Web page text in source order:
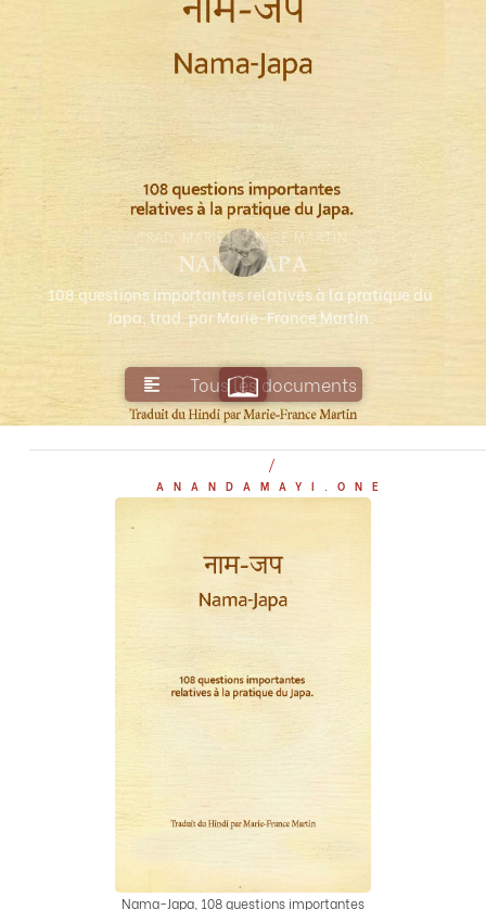
TRAD. MARIE-FRANCE MARTIN
Nama-Japa
108 questions importantes relatives à la pratique du
Japa, trad. par Marie-France Martin.
Tous les documents
/
ANANDAMAYI.ONE
NAMA-JAPA
Nama-Japa, 108 questions importantes